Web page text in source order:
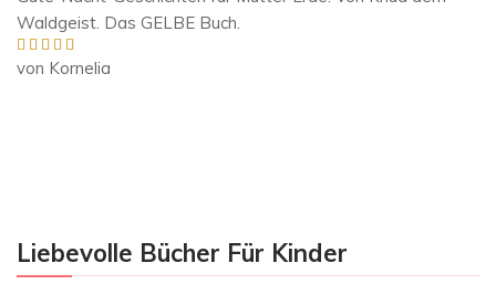
Waldgeist. Das GELBE Buch.
Bewertet mit
von Kornelia
Liebevolle Bücher Für Kinder